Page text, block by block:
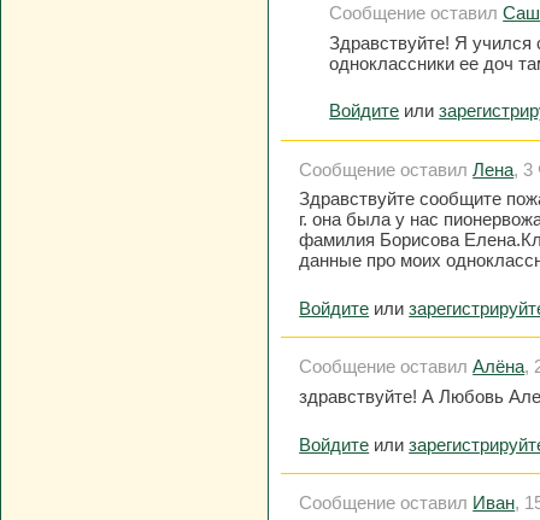
Сообщение оставил
Здравствуйте! Я учился
одноклассники ее доч
Войдите или
Сообщение оставилЛена, 3
Здравствуйте сообщите
г. она была у нас
фамилия Борисова
данные про моих
Войдите или
Сообщение оставилАлёна,
здравствуйте! А Любовь
Войдите или
Сообщение оставил Иван,